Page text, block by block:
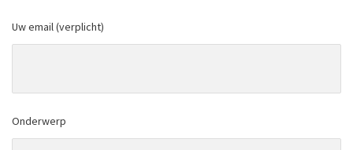
Uw email (verplicht)
Onderwerp